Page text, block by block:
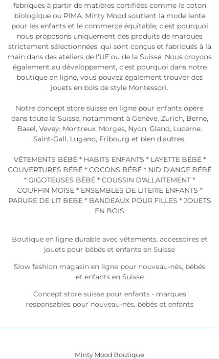
fabriqués à partir de matières certifiées comme le coton
biologique ou PIMA. Minty Mood soutient la mode lente
pour les enfants et le commerce équitable, c'est pourquoi
nous proposons uniquement des produits de marques
strictement sélectionnées, qui sont conçus et fabriqués à la
main dans des ateliers de l'UE ou de la Suisse. Nous croyons
également au développement, c'est pourquoi dans notre
boutique en ligne, vous pouvez également trouver des
jouets en bois de style Montessori.
Notre concept store suisse en ligne pour enfants opère
dans toute la Suisse, notamment à Genève, Zurich, Berne,
Basel, Vevey, Montreux, Morges, Nyon, Gland, Lucerne,
Saint-Gall, Lugano, Fribourg et bien d'autres.
VÊTEMENTS BÉBÉ * HABITS ENFANTS * LAYETTE BÉBÉ *
COUVERTURES BÉBÉ * COCONS BÉBÉ * NID D'ANGE BÉBÉ
* GIGOTEUSES BÉBÉ * COUSSIN D'ALLAITEMENT *
COUFFIN MOÏSE * ENSEMBLES DE LITERIE ENFANTS *
PARURE DE LIT BEBE * BANDEAUX POUR FILLES * JOUETS
EN BOIS
Boutique en ligne durable avec vêtements, accessoires et
jouets pour bébés et enfants en Suisse
Slow fashion magasin en ligne pour nouveau-nés, bébés
et enfants en Suisse
Concept store suisse pour enfants - marques
responsables pour nouveau-nés, bébés et enfants
Minty Mood Boutique